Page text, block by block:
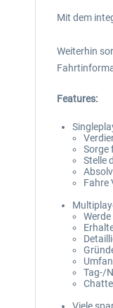
Mit dem
Weiterhin
Features:
Sorge
Stelle
Fahre
Tag-/